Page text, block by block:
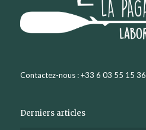
Contactez-nous : +33 6 03 55 15 36
Derniers articles